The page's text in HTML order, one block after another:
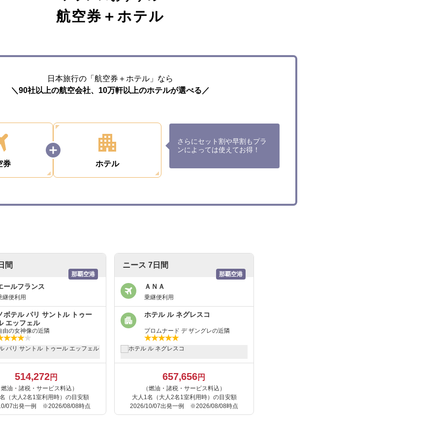
航空券＋ホテル
日本旅行の「航空券＋ホテル」なら
＼ 90社以上の航空会社、 10万軒以上のホテルが選べる ／
券 ホテル
さらにセット割や早割もプラ
ンによっては使えてお得！
間
那覇空港
ールフランス
継便利用
ボテル パリ サントル トゥー
エッフェル
由の女神像の近隣
514,272円
油・諸税・サービス料込）
（大人2名1室利用時）の目安額
07出発一例 ※2026/08/08時点
ニース 7日間
那覇空港
ＡＮＡ
乗継便利用
ホテル ル ネグレスコ
プロムナード デ ザングレの近隣
657,656円
（燃油・諸税・サービス料込）
大人1名（大人2名1室利用時）の目安額
2026/10/07出発一例 ※2026/08/08時点